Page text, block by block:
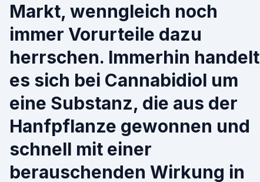
Markt, wenngleich noch
immer Vorurteile dazu
herrschen. Immerhin handelt
es sich bei Cannabidiol um
eine Substanz, die aus der
Hanfpflanze gewonnen und
schnell mit einer
berauschenden Wirkung in